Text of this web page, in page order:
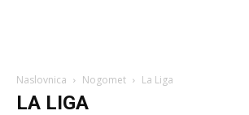
Naslovnica Nogomet La Liga
LA LIGA